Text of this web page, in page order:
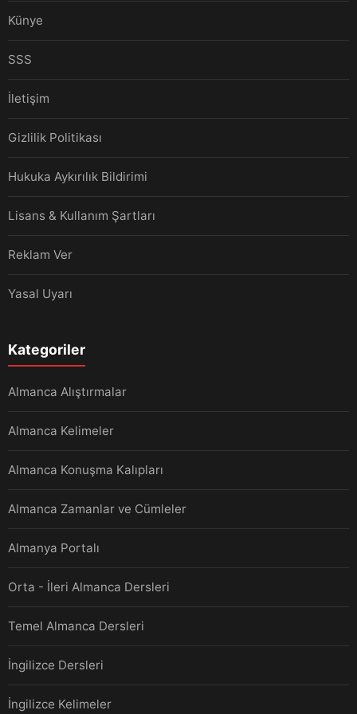
Künye
SSS
İletişim
Gizlilik Politikası
Hukuka Aykırılık Bildirimi
Lisans & Kullanım Şartları
Reklam Ver
Yasal Uyarı
Kategoriler
Almanca Alıştırmalar
Almanca Kelimeler
Almanca Konuşma Kalıpları
Almanca Zamanlar ve Cümleler
Almanya Portalı
Orta - İleri Almanca Dersleri
Temel Almanca Dersleri
İngilizce Dersleri
İngilizce Kelimeler